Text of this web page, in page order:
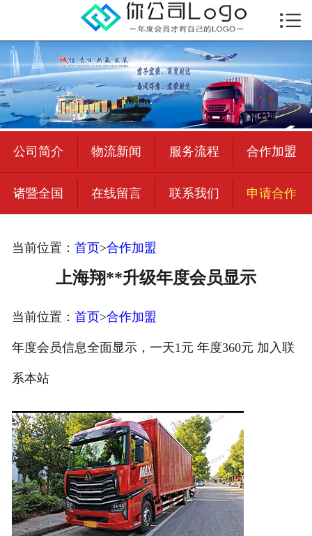
 首页
公司简介
物流新闻
绍兴至全国
合作加盟
宜荣智联

公司简介 物流新闻 服务流程 合作加盟
诸暨全国 在线留言 联系我们 申请合作
当前位置： 首页>合作加盟
上海翔**升级年度会员显示
当前位置： 首页>合作加盟
年度会员信息全面显示，一天1元 年度360元 加入联
系本站